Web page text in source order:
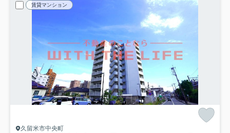
賃貸マンション
久留米市中央町